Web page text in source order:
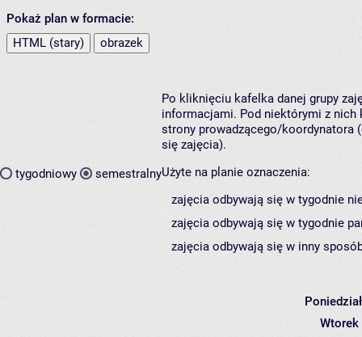
Pokaż plan w formacie:
HTML (stary)
obrazek
tygodniowy semestralny
Po kliknięciu kafelka danej grupy
informacjami. Pod niektórymi z nich
strony prowadzącego/koordynatora
się zajęcia).
Użyte na planie oznaczenia:
zajęcia odbywają się w tygodnie
zajęcia odbywają się w tygodnie
zajęcia odbywają się w inny
Wtorek